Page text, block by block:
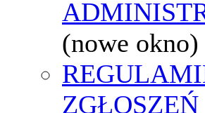
(nowe okno)
ZGŁOSZEŃ